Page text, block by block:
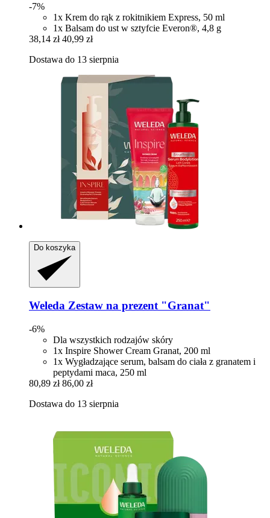
-7%
1x Krem do rąk z rokitnikiem Express, 50 ml
1x Balsam do ust w sztyfcie Everon®, 4,8 g
38,14 zł 40,99 zł
Dostawa do 13 sierpnia
Do koszyka
Weleda Zestaw na prezent "Granat"
-6%
Dla wszystkich rodzajów skóry
1x Inspire Shower Cream Granat, 200 ml
1x Wygładzające serum, balsam do ciała z granatem i
peptydami maca, 250 ml
80,89 zł 86,00 zł
Dostawa do 13 sierpnia